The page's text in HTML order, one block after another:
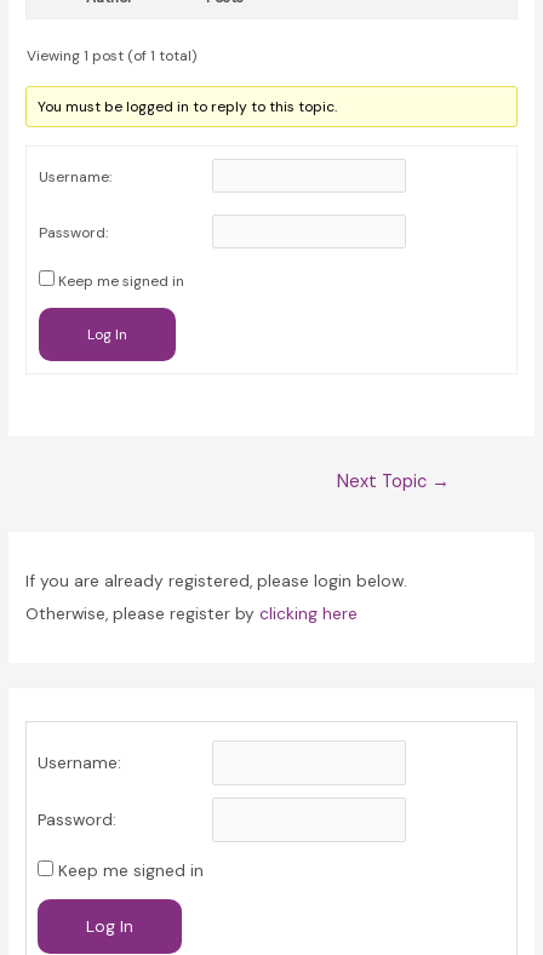
Viewing 1 post (of 1 total)
You must be logged in to reply to this topic.
Username:
Password:
Keep me signed in
Log In
Next Topic →
If you are already registered, please login below.
Otherwise, please register byclicking here
Username:
Password:
Keep me signed in
Log In